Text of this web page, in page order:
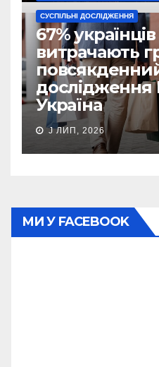
СУСПІЛЬНІ ДОСЛІДЖЕННЯ
67%
витрачають
дослідження
Україна
J ЛИП, 2026
МИ У FACEBOOK